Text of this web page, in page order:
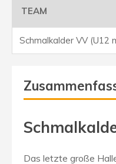
TEAM
Schmalkalder VV (U12
Das letzte große